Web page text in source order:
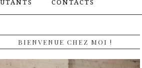
CONTACTS
BIENVENUE CHEZ MOI !